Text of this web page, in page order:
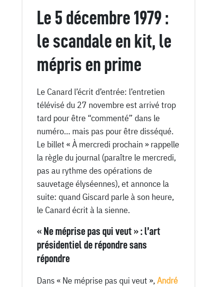
Décembre
1979
Le 5 décembre 1979 :
le scandale en kit, le
mépris en prime
Le Canard l’écrit d’entrée: l’entretien
télévisé du 27 novembre est arrivé trop
tard pour être “commenté” dans le
numéro… mais pas pour être disséqué.
Le billet « À mercredi prochain » rappelle
la règle du journal (paraître le mercredi,
pas au rythme des opérations de
sauvetage élyséennes), et annonce la
suite: quand Giscard parle à son heure,
le Canard écrit à la sienne.
« Ne méprise pas qui veut » : l’art
présidentiel de répondre sans
répondre
Dans « Ne méprise pas qui veut »,André